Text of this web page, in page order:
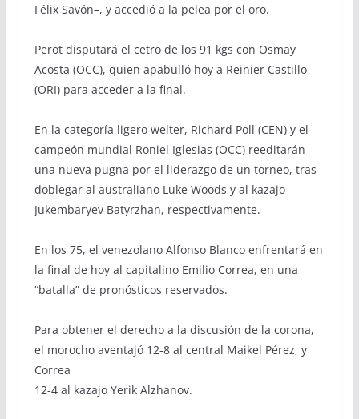
Félix Savón–, y accedió a la pelea por el oro.
Perot disputará el cetro de los 91 kgs con Osmay
Acosta (OCC), quien apabulló hoy a Reinier Castillo
(ORI) para acceder a la final.
En la categoría ligero welter, Richard Poll (CEN) y el
campeón mundial Roniel Iglesias (OCC) reeditarán
una nueva pugna por el liderazgo de un torneo, tras
doblegar al australiano Luke Woods y al kazajo
Jukembaryev Batyrzhan, respectivamente.
En los 75, el venezolano Alfonso Blanco enfrentará en
la final de hoy al capitalino Emilio Correa, en una
“batalla” de pronósticos reservados.
Para obtener el derecho a la discusión de la corona,
el morocho aventajó 12-8 al central Maikel Pérez, y
Correa
12-4 al kazajo Yerik Alzhanov.